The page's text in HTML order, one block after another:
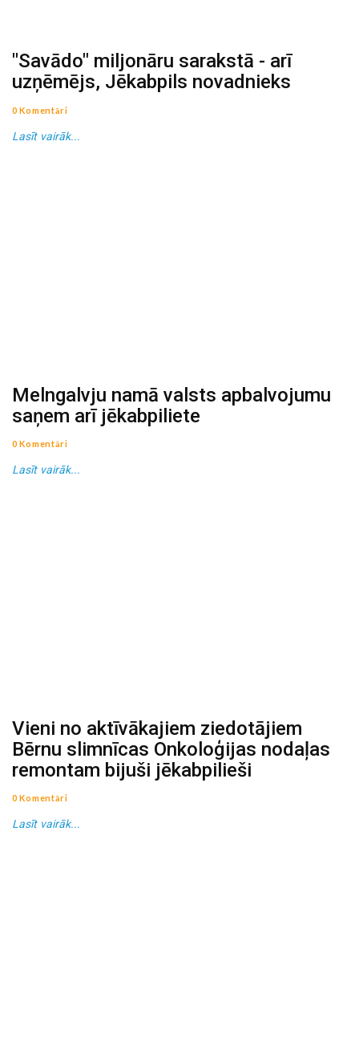
"Savādo" miljonāru sarakstā - arī
uzņēmējs, Jēkabpils novadnieks
0 Komentāri
Lasīt vairāk...
Melngalvju namā valsts apbalvojumu
saņem arī jēkabpiliete
0 Komentāri
Lasīt vairāk...
Vieni no aktīvākajiem ziedotājiem
Bērnu slimnīcas Onkoloģijas nodaļas
remontam bijuši jēkabpilieši
0 Komentāri
Lasīt vairāk...